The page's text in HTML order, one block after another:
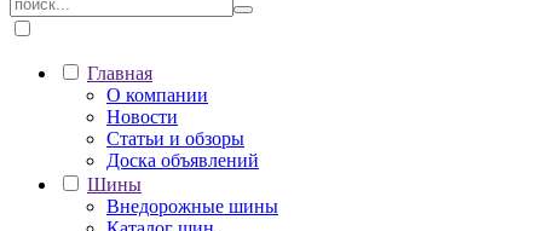
Главная
О компании
Новости
Статьи и обзоры
Доска объявлений
Шины
Внедорожные шины